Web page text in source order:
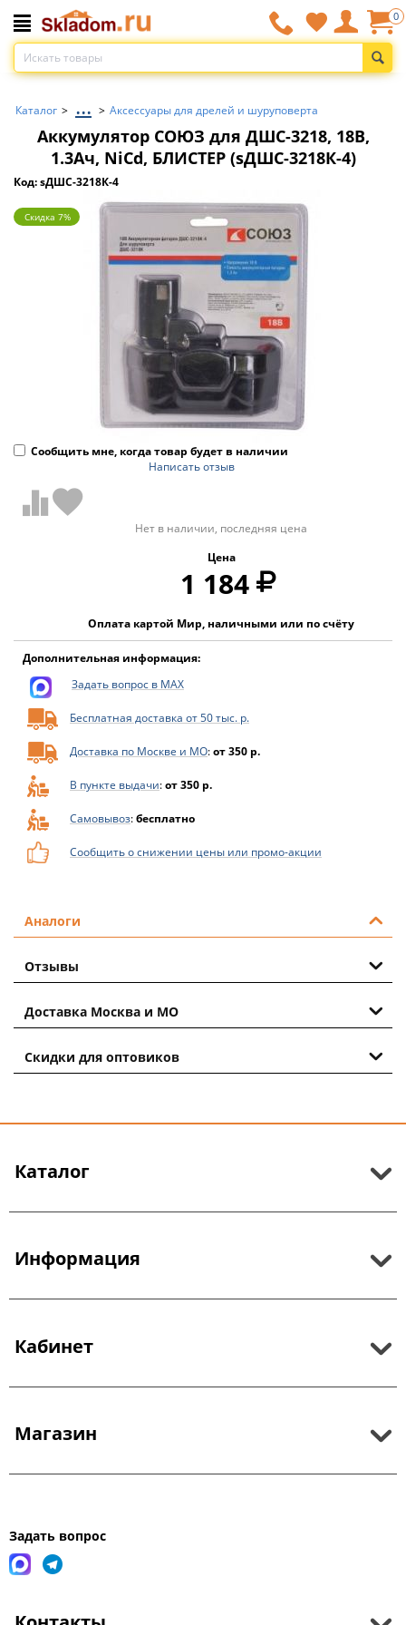
0
Каталог > ... > Аксессуары для дрелей и шуруповерта
Аккумулятор СОЮЗ для ДШС-3218, 18В,
1.3Ач, NiCd, БЛИСТЕР (sДШС-3218К-4)
Код: sДШС-3218К-4
Скидка 7%
Сообщить мне, когда товар будет в наличии
Написать отзыв
Нет в наличии, последняя цена
Цена
1 184
Оплата картой Мир, наличными или по счёту
Дополнительная информация:
Задать вопрос в MAX
Бесплатная доставка от 50 тыс. р.
Доставка по Москве и МО:от 350 р.
В пункте выдачи:от 350 р.
Самовывоз:бесплатно
Сообщить о снижении цены или промо-акции
Аналоги
Отзывы
Доставка Москва и МО
Скидки для оптовиков
Каталог
Информация
Кабинет
Магазин
Задать вопрос